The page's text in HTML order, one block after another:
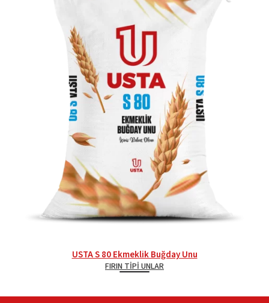
USTA S 80 Ekmeklik Buğday Unu
FIRIN TIPI UNLAR